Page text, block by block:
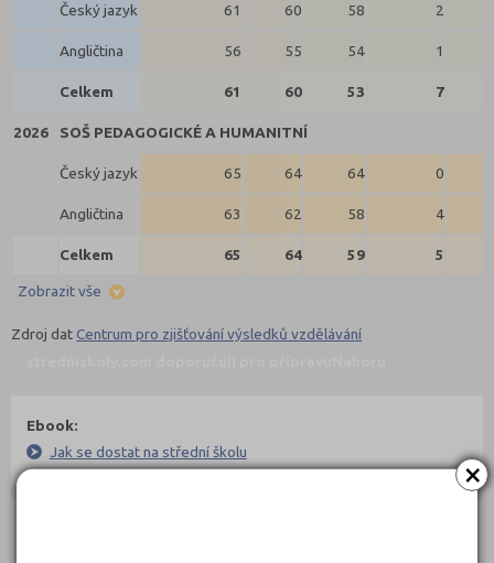
×
Český jazyk 61 60 58 2
Angličtina 56 55 54 1
Celkem 61 60 53 7
2026 SOŠ PEDAGOGICKÉ A HUMANITNÍ
Český jazyk 65 64 64 0
Angličtina 63 62 58 4
Celkem 65 64 59 5
Zobrazit vše
Zdroj datCentrum pro zjišťování výsledků vzdělávání
Ebook:
Jak se dostat na střední školu